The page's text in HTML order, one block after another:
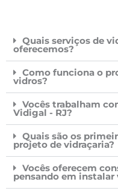
Quais serviços de
oferecemos?
Como funciona o
vidros?
Vocês trabalham
Vidigal - RJ?
Quais são os
projeto de vidraçaria?
Vocês oferecem
pensando em instalar